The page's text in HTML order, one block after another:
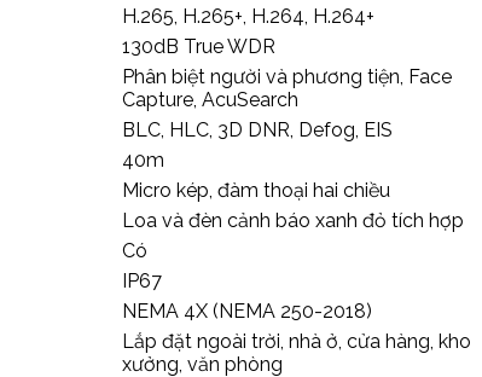
H.265, H.265+, H.264, H.264+
130dB True WDR
Phân biệt người và phương tiện, Face
Capture, AcuSearch
BLC, HLC, 3D DNR, Defog, EIS
40m
Micro kép, đàm thoại hai chiều
Loa và đèn cảnh báo xanh đỏ tích hợp
Có
IP67
NEMA 4X (NEMA 250-2018)
Lắp đặt ngoài trời, nhà ở, cửa hàng, kho
xưởng, văn phòng